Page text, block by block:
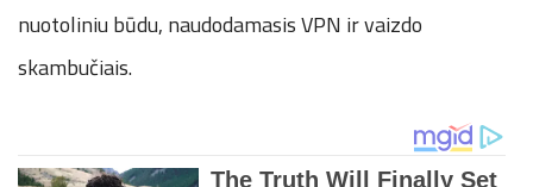
nuotoliniu būdu, naudodamasis VPN ir vaizdo
skambučiais.